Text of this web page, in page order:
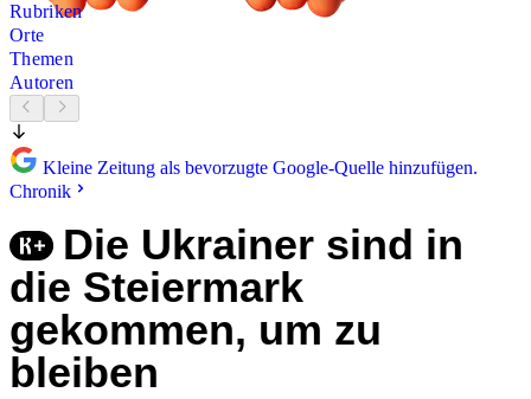
Rubriken
Orte
Themen
Autoren
Kleine Zeitung als bevorzugte Google-Quelle hinzufügen.
Chronik
Die Ukrainer sind in
die Steiermark
gekommen, um zu
bleiben